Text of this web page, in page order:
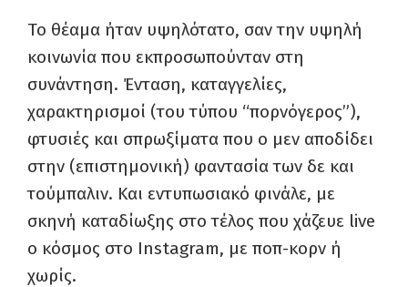
Το θέαμα ήταν υψηλότατο, σαν την υψηλή
κοινωνία που εκπροσωπούνταν στη
συνάντηση. Ένταση, καταγγελίες,
χαρακτηρισμοί (του τύπου “πορνόγερος”),
φτυσιές και σπρωξίματα που ο μεν αποδίδει
στην (επιστημονική) φαντασία των δε και
τούμπαλιν. Και εντυπωσιακό φινάλε, με
σκηνή καταδίωξης στο τέλος που χάζευε live
ο κόσμος στο Instagram, με ποπ-κορν ή
χωρίς.